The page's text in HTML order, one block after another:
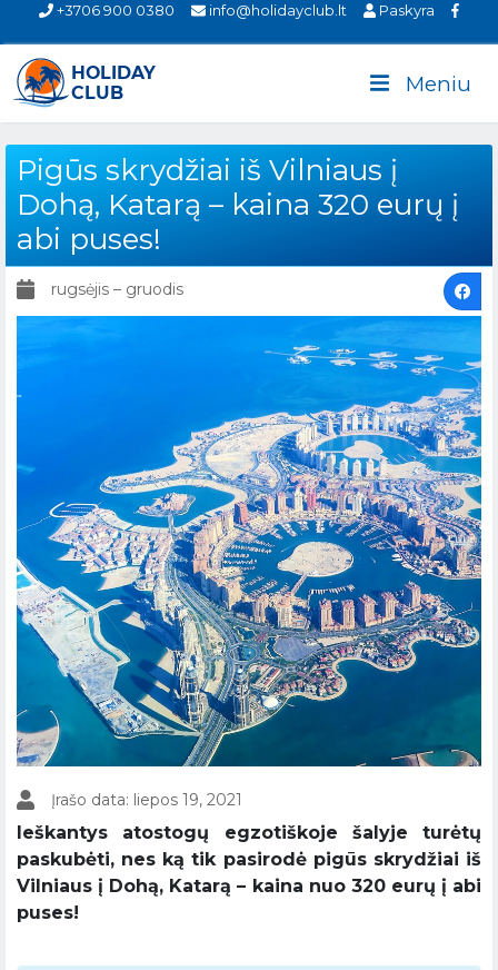
+3706 900 0380 info@holidayclub.lt Paskyra
Meniu
Pigūs skrydžiai iš Vilniaus į
Dohą, Katarą – kaina 320 eurų į
abi puses!
rugsėjis – gruodis
Įrašo data: liepos 19, 2021
Ieškantys atostogų egzotiškoje šalyje turėtų
paskubėti, nes ką tik pasirodė pigūs skrydžiai iš
Vilniaus į Dohą, Katarą – kaina nuo 320 eurų į abi
puses!